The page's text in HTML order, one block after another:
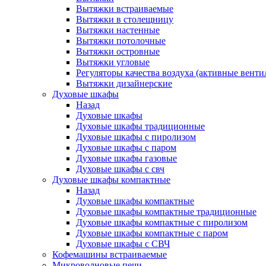
Вытяжки встраиваемые
Вытяжки в столещницу
Вытяжки настенные
Вытяжки потолочные
Вытяжки островные
Вытяжки угловые
Регуляторы качества воздуха (активные
Вытяжки дизайнерские
Духовые шкафы
Назад
Духовые шкафы
Духовые шкафы традиционные
Духовые шкафы с пиролизом
Духовые шкафы с паром
Духовые шкафы газовые
Духовые шкафы с свч
Духовые шкафы компактные
Назад
Духовые шкафы компактные
Духовые шкафы компактные традиционные
Духовые шкафы компактные с пиролизом
Духовые шкафы компактные с паром
Духовые шкафы с СВЧ
Кофемашины встраиваемые